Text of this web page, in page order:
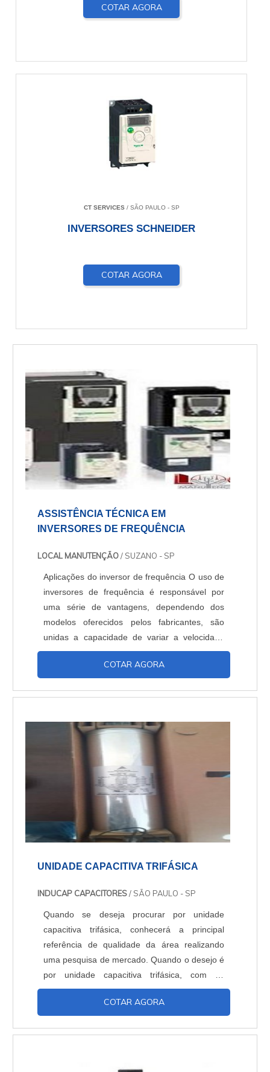
COTAR AGORA
CT SERVICES/ SÃO PAULO - SP
INVERSORES SCHNEIDER
COTAR AGORA
ASSISTÊNCIA TÉCNICA EM
INVERSORES DE FREQUÊNCIA
LOCAL MANUTENÇÃO/ SUZANO - SP
Aplicações do inversor de frequência O uso de
inversores de frequência é responsável por
uma série de vantagens, dependendo dos
modelos oferecidos pelos fabricantes, são
unidas a capacidade de variar a velocidade
com controles especiais já implantados no
equipamento. E quando há um problema
imediatamente ele procura por uma
frequência. Especialização em diversas ma...
COTAR AGORA
UNIDADE CAPACITIVA TRIFÁSICA
INDUCAP CAPACITORES/ SÃO PAULO - SP
Quando se deseja procurar por unidade
capacitiva trifásica, conhecerá a principal
referência de qualidade da área realizando
uma pesquisa de mercado. Quando o desejo é
por unidade capacitiva trifásica, com os
profissionais da Inducap Capacitores o cliente
encontrará proteção com assessoria técnica
UNIDADE CAPACITIVA TRIFÁSICA A Inducap
COTAR AGORA